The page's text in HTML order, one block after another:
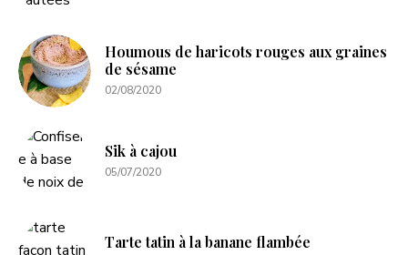
Houmous de haricots rouges aux graines
de sésame
02/08/2020
Sik à cajou
05/07/2020
Tarte tatin à la banane flambée